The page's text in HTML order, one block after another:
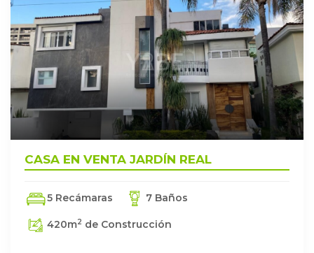
CASA EN VENTA JARDÍN REAL
5 Recámaras 7 Baños
420m2 de Construcción